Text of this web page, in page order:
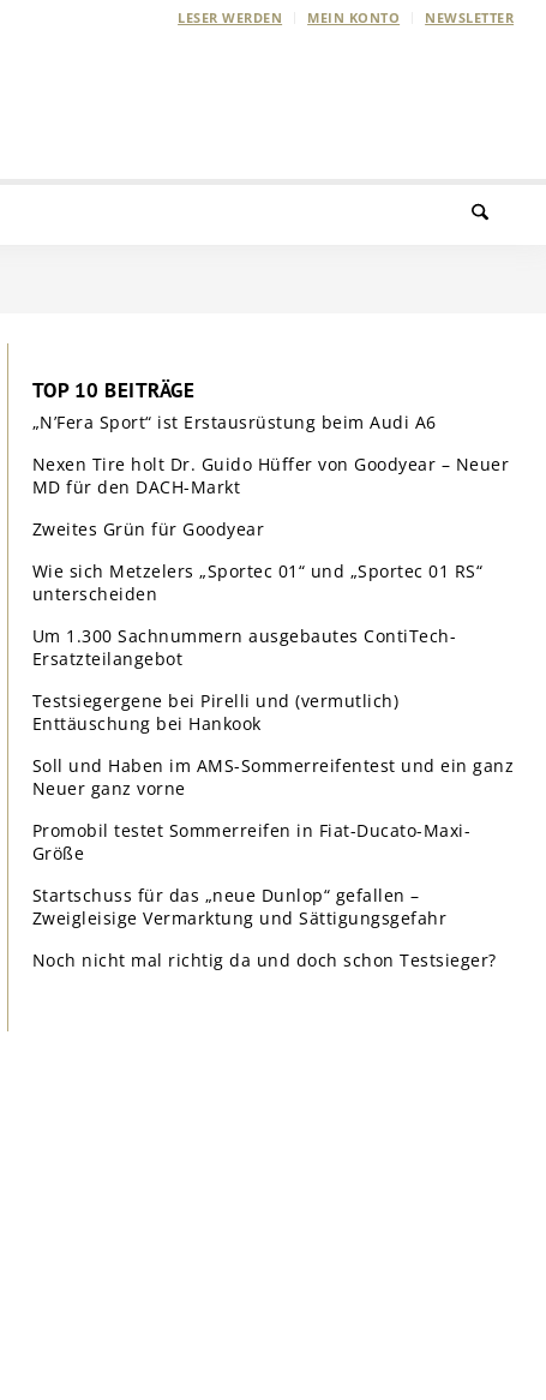
LESER WERDEN MEIN KONTO NEWSLETTER
TOP 10 BEITRÄGE
„N’Fera Sport“ ist Erstausrüstung beim Audi A6
Nexen Tire holt Dr. Guido Hüffer von Goodyear – Neuer
MD für den DACH-Markt
Zweites Grün für Goodyear
Wie sich Metzelers „Sportec 01“ und „Sportec 01 RS“
unterscheiden
Um 1.300 Sachnummern ausgebautes ContiTech-
Ersatzteilangebot
Testsiegergene bei Pirelli und (vermutlich)
Enttäuschung bei Hankook
Soll und Haben im AMS-Sommerreifentest und ein ganz
Neuer ganz vorne
Promobil testet Sommerreifen in Fiat-Ducato-Maxi-
Größe
Startschuss für das „neue Dunlop“ gefallen –
Zweigleisige Vermarktung und Sättigungsgefahr
Noch nicht mal richtig da und doch schon Testsieger?